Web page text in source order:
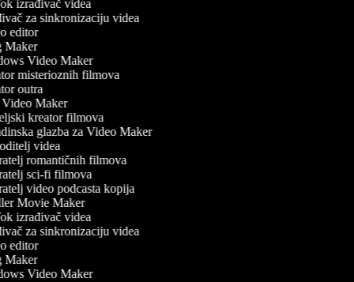
izrađivač videa
za sinkronizaciju videa
editor
Video Maker
misterioznih filmova
outra
Maker
kreator filmova
glazba za Video Maker
videa
romantičnih filmova
sci-fi filmova
video podcasta kopija
Movie Maker
izrađivač videa
za sinkronizaciju videa
editor
Video Maker